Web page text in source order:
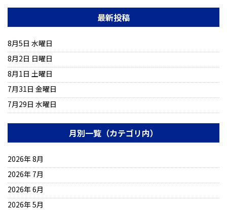
最新投稿
8月5日 水曜日
8月2日 日曜日
8月1日 土曜日
7月31日 金曜日
7月29日 水曜日
月別一覧（カテゴリ内）
2026年 8月
2026年 7月
2026年 6月
2026年 5月